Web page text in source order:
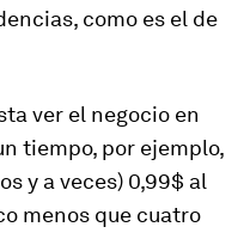
como es el de
ver el negocio en
tiempo, por ejemplo,
y a veces) 0,99$ al
menos que cuatro